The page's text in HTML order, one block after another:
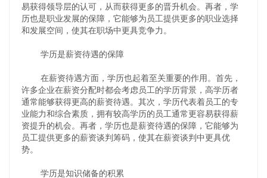
易获得领导层的认可，从而获得更多的晋升机会。再者，学
历也是职业发展的保障，它能够为员工提供更多的职业选择
和发展空间，使其在职场中更具竞争力。
学历是薪资待遇的保障
在薪资待遇方面，学历也起着至关重要的作用。首先，
许多企业在薪资分配时都会考虑员工的学历背景，高学历者
通常能够获得更高的薪资待遇。其次，学历代表着员工的专
业能力和综合素质，拥有较高学历的员工通常更容易获得薪
资提升的机会。再者，学历也是薪资待遇的保障，它能够为
员工提供更多的薪资谈判筹码，使其在薪资谈判中更具优
势。
学历是知识储备的积累